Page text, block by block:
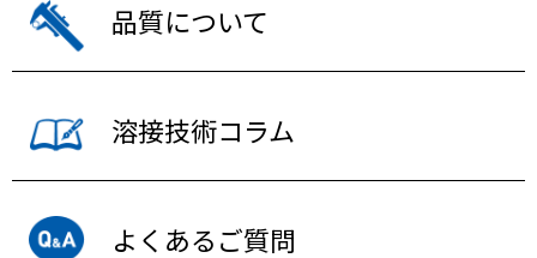
品質について
溶接技術コラム
よくあるご質問